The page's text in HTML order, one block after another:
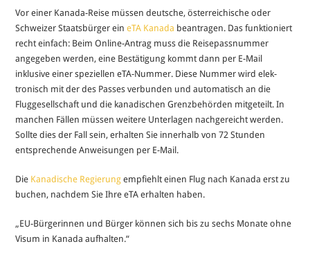
Vor einer Kanada-Reise müssen deutsche, österreichische oder
Schweizer Staatsbürger eineTA Kanada beantragen. Das funktioniert
recht einfach: Beim Online-Antrag muss die Reisepassnummer
angegeben werden, eine Bestätigung kommt dann per E-Mail
inklusive einer speziellen eTA-Nummer. Diese Nummer wird elek­
tronisch mit der des Passes verbunden und automatisch an die
Fluggesellschaft und die kanadischen Grenzbehörden mitgeteilt. In
manchen Fällen müssen weitere Unterlagen nachgereicht werden.
Sollte dies der Fall sein, erhalten Sie innerhalb von 72 Stunden
entsprechende Anweisungen per E-Mail.
Die Kanadische Regierung empfiehlt einen Flug nach Kanada erst zu
buchen, nachdem Sie Ihre eTA erhalten haben.
„EU-Bürgerinnen und Bürger können sich bis zu sechs Monate ohne
Visum in Kanada aufhalten.“